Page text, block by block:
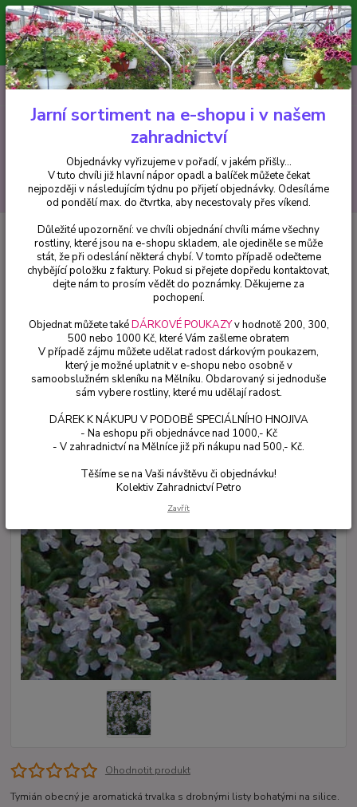
Minimální hodnota pro odeslání z e-shopu je 300 Kč.
V tuto chvíli již hlavní nápor objednávek opadl a balíček můžete čekat
nejpozději v následujícím týdnu po přijetí objednávky. Objednávky
vyřizujeme v pořadí, v jakém přišly...
CZK
Hledat
+420 602 223 614 0ks
za0 Kč
Bylinky a léčivky
Tymián obecný (Thymus Vulgaris) - cena za kus
v 3-kusovém balení
Tymián obecný (Thymus
Vulgaris) - cena za kus v 3-
kusovém balení
Ohodnotit produkt
Tymián obecný je aromatická trvalka s drobnými listy bohatými na silice.
Jarní sortiment na e-shopu i v našem
zahradnictví
Objednávky vyřizujeme v pořadí, v jakém přišly...
V tuto chvíli již hlavní nápor opadl a balíček můžete čekat
nejpozději v následujícím týdnu po přijetí objednávky. Odesíláme
od pondělí max. do čtvrtka, aby necestovaly přes víkend.
Důležité upozornění: ve chvíli objednání chvíli máme všechny
rostliny, které jsou na e-shopu skladem, ale ojediněle se může
stát, že při odeslání některá chybí. V tomto případě odečteme
chybějící položku z faktury. Pokud si přejete dopředu kontaktovat,
dejte nám to prosím vědět do poznámky. Děkujeme za
pochopení.
Objednat můžete takéDÁRKOVÉ POUKAZYv hodnotě 200, 300,
500 nebo 1000 Kč, které Vám zašleme obratem
V případě zájmu můžete udělat radost dárkovým poukazem,
který je možné uplatnit v e-shopu nebo osobně v
samoobslužném skleníku na Mělníku. Obdarovaný si jednoduše
sám vybere rostliny, které mu udělají radost.
DÁREK K NÁKUPU V PODOBĚ SPECIÁLNÍHO HNOJIVA
- Na eshopu při objednávce nad 1000,- Kč
- V zahradnictví na Mělníce již při nákupu nad 500,- Kč.
Těšíme se na Vaši návštěvu či objednávku!
Kolektiv Zahradnictví Petro
Zavřít